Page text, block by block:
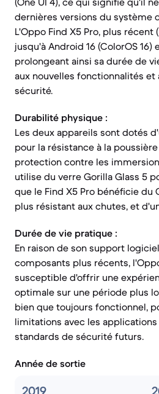
dernières versions du système
L'Oppo Find X5 Pro, plus récent
jusqu'à Android 16 (ColorOS 16)
prolongeant ainsi sa durée de
aux nouvelles fonctionnalités
sécurité.
Durabilité physique :
Les deux appareils sont dotés
pour la résistance à la
protection contre les
utilise du verre Gorilla Glass 5
que le Find X5 Pro bénéficie du
plus résistant aux chutes, et
Durée de vie pratique :
En raison de son support
composants plus récents,
susceptible d'offrir une
optimale sur une période plus
bien que toujours fonctionnel,
limitations avec les
standards de sécurité futurs.
Année de sortie